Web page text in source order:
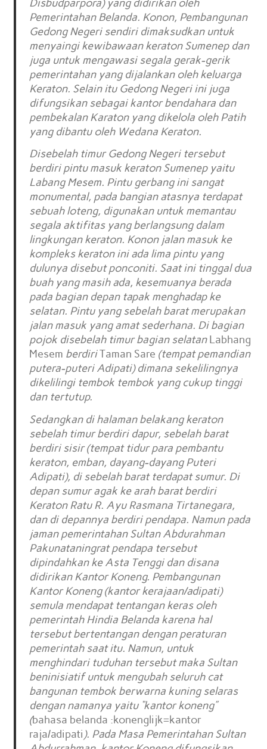
Disbudparpora) yang didirikan oleh
Pemerintahan Belanda. Konon, Pembangunan
Gedong Negeri sendiri dimaksudkan untuk
menyaingi kewibawaan keraton Sumenep dan
juga untuk mengawasi segala gerak-gerik
pemerintahan yang dijalankan oleh keluarga
Keraton. Selain itu Gedong Negeri ini juga
difungsikan sebagai kantor bendahara dan
pembekalan Karaton yang dikelola oleh Patih
yang dibantu oleh Wedana Keraton.
Disebelah timur Gedong Negeri tersebut
berdiri pintu masuk keraton Sumenep yaitu
Labang Mesem. Pintu gerbang ini sangat
monumental, pada bangian atasnya terdapat
sebuah loteng, digunakan untuk memantau
segala aktifitas yang berlangsung dalam
lingkungan keraton. Konon jalan masuk ke
kompleks keraton ini ada lima pintu yang
dulunya disebut ponconiti. Saat ini tinggal dua
buah yang masih ada, kesemuanya berada
pada bagian depan tapak menghadap ke
selatan. Pintu yang sebelah barat merupakan
jalan masuk yang amat sederhana. Di bagian
pojok disebelah timur bagian selatanLabhang
Mesem berdiriTaman Sare (tempat pemandian
putera-puteri Adipati) dimana sekelilingnya
dikelilingi tembok tembok yang cukup tinggi
dan tertutup.
Sedangkan di halaman belakang keraton
sebelah timur berdiri dapur, sebelah barat
berdiri sisir (tempat tidur para pembantu
keraton, emban, dayang-dayang Puteri
Adipati), di sebelah barat terdapat sumur. Di
depan sumur agak ke arah barat berdiri
Keraton Ratu R. Ayu Rasmana Tirtanegara,
dan di depannya berdiri pendapa. Namun pada
jaman pemerintahan Sultan Abdurahman
Pakunataningrat pendapa tersebut
dipindahkan ke Asta Tenggi dan disana
didirikan Kantor Koneng. Pembangunan
Kantor Koneng (kantor kerajaan/adipati)
semula mendapat tentangan keras oleh
pemerintah Hindia Belanda karena hal
tersebut bertentangan dengan peraturan
pemerintah saat itu. Namun, untuk
menghindari tuduhan tersebut maka Sultan
beninisiatif untuk mengubah seluruh cat
bangunan tembok berwarna kuning selaras
dengan namanya yaitu “kantor koneng”
(bahasa belanda :konenglijk=kantor
raja/adipati). Pada Masa Pemerintahan Sultan